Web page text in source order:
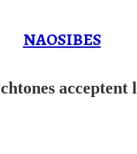
NAOSIBES
acceptent